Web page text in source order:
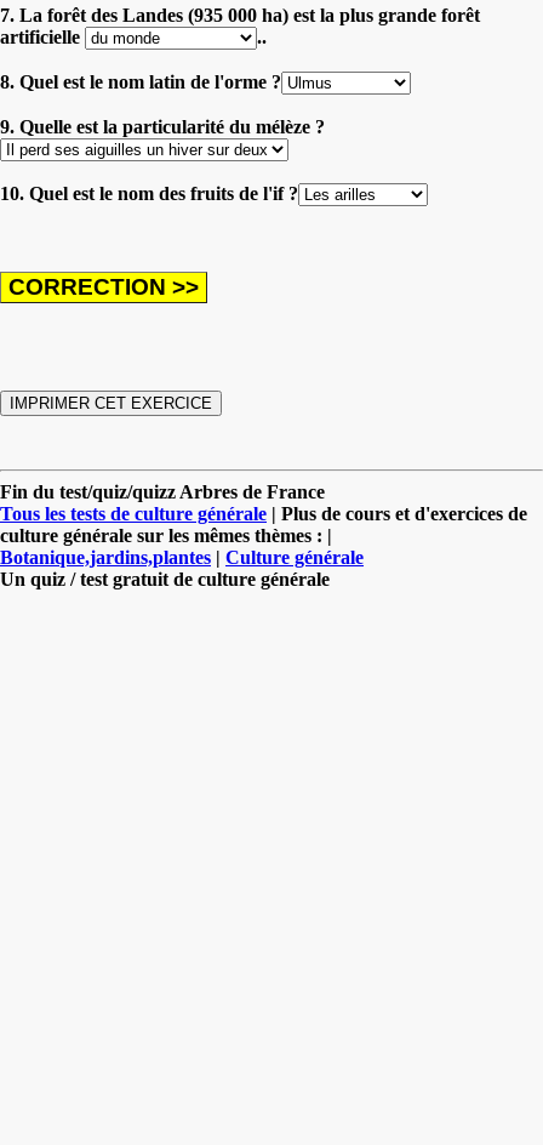
7. La forêt des Landes (935 000 ha) est la plus grande forêt
artificielle
..
8. Quel est le nom latin de l'orme ?
9. Quelle est la particularité du mélèze ?
10. Quel est le nom des fruits de l'if ?
Fin du test/quiz/quizz Arbres de France
Tous les tests de culture générale | Plus de cours et d'exercices de
culture générale sur les mêmes thèmes : |
Botanique,jardins,plantes | Culture générale
Un quiz / test gratuit de culture générale